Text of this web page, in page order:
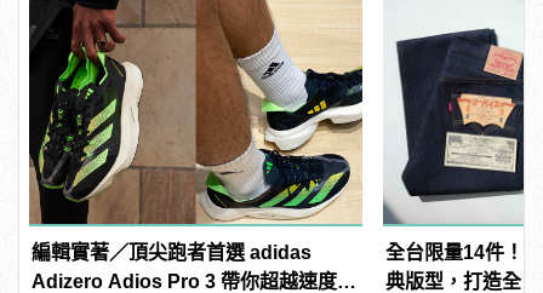
編輯實著／頂尖跑者首選 adidas
Adizero Adios Pro 3 帶你超越速度極
全台限量14件！
典版型，打造全